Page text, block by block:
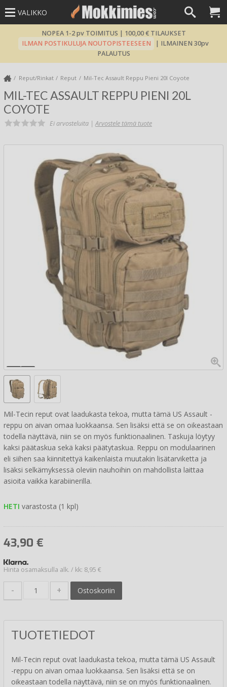
VALIKKO
NOPEA 1-2 pv TOIMITUS | 100,00 € TILAUKSET
ILMAN POSTIKULUJA NOUTOPISTEESEEN
| ILMAINEN 30pv
PALAUTUS
Reput/Rinkat Reput Mil-Tec Assault Reppu Pieni 20l Coyote
MIL-TEC ASSAULT REPPU PIENI 20L
COYOTE
Ei arvosteluita |Arvostele tämä tuote
Mil-Tecin reput ovat laadukasta tekoa, mutta tämä US Assault -
reppu on aivan omaa luokkaansa. Sen lisäksi että se on oikeastaan
todella näyttävä, niin se on myös funktionaalinen. Taskuja löytyy
kaksi päätaskua sekä kaksi päätytaskua. Reppu on modulaarinen
eli siihen saa kiinnitettyä kaikenlaista muutakin lisätarviketta ja
lisäksi selkämyksessä oleviin nauhoihin on mahdollista laittaa
asioita vaikka karabiinerilla.
HETI varastosta (1 kpl)
43,90 €
Hinta osamaksulla alk. / kk: 8,95 €
- + Ostoskoriin
TUOTETIEDOT
Mil-Tecin reput ovat laadukasta tekoa, mutta tämä US Assault
-reppu on aivan omaa luokkaansa. Sen lisäksi että se on
oikeastaan todella näyttävä, niin se on myös funktionaalinen.